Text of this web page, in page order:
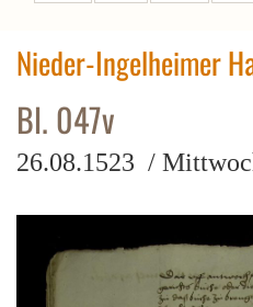
Nieder-Ingelheimer
Bl. 047v
26.08.1523 /